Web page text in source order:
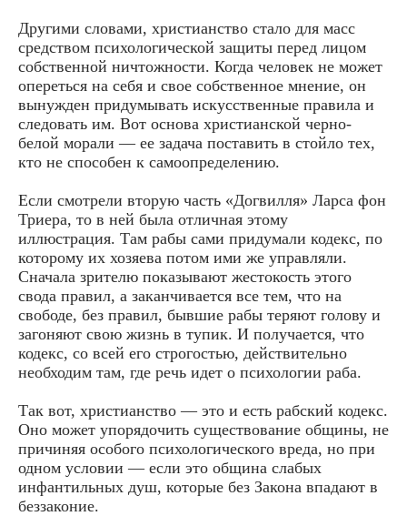
Другими словами, христианство стало для масс
средством психологической защиты перед лицом
собственной ничтожности. Когда человек не может
опереться на себя и свое собственное мнение, он
вынужден придумывать искусственные правила и
следовать им. Вот основа христианской черно-
белой морали — ее задача поставить в стойло тех,
кто не способен к самоопределению.
Если смотрели вторую часть «Догвилля» Ларса фон
Триера, то в ней была отличная этому
иллюстрация. Там рабы сами придумали кодекс, по
которому их хозяева потом ими же управляли.
Сначала зрителю показывают жестокость этого
свода правил, а заканчивается все тем, что на
свободе, без правил, бывшие рабы теряют голову и
загоняют свою жизнь в тупик. И получается, что
кодекс, со всей его строгостью, действительно
необходим там, где речь идет о психологии раба.
Так вот, христианство — это и есть рабский кодекс.
Оно может упорядочить существование общины, не
причиняя особого психологического вреда, но при
одном условии — если это община слабых
инфантильных душ, которые без Закона впадают в
беззаконие.